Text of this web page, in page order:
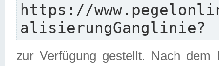
https://
alisierungGanglinie?
zur Verfügung gestellt. Nach dem